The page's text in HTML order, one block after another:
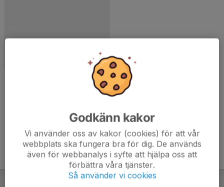
Godkänn kakor
Vi använder oss av kakor (cookies) för att vår
webbplats ska fungera bra för dig. De används
även för webbanalys i syfte att hjälpa oss att
förbättra våra tjänster.
Så använder vi cookies